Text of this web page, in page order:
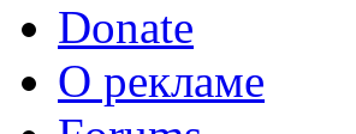
Donate
О рекламе